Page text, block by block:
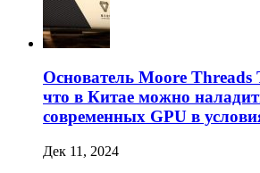
Основатель Moore Threads
что в Китае можно
современных GPU в
Дек 11, 2024